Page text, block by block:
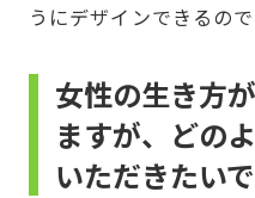
うにデザインできるの
女性の生き方
ますが、どの
いただきたい